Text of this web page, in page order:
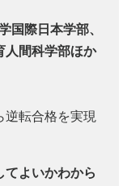
国際日本学部、
人間科学部ほか
逆転合格を実現
てよいかわから